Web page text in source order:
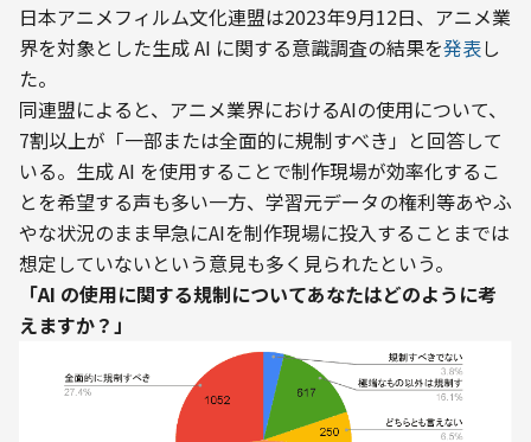
日本アニメフィルム文化連盟は2023年9月12日、アニメ業
界を対象とした生成 AI に関する意識調査の結果を発表し
た。
同連盟によると、アニメ業界におけるAIの使用について、
7割以上が「一部または全面的に規制すべき」と回答して
いる。生成 AI を使用することで制作現場が効率化するこ
とを希望する声も多い一方、学習元データの権利等あやふ
やな状況のまま早急にAIを制作現場に投入することまでは
想定していないという意見も多く見られたという。
「AI の使用に関する規制についてあなたはどのように考
えますか？」